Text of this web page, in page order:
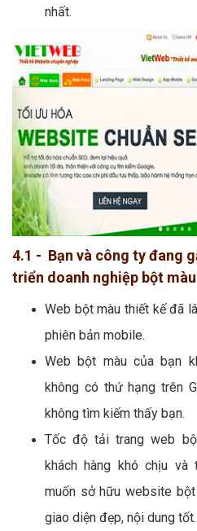
nhất.
4.1 - Bạn và công ty đang
triển doanh nghiệp bột
Web bột màu thiết kế đã
phiên bản mobile.
Web bột màu của bạn
không có thứ hạng trên
không tìm kiếm thấy bạn.
Tốc độ tải trang web
khách hàng khó chịu và
muốn sở hữu website
giao diện đẹp, nội dung tốt.